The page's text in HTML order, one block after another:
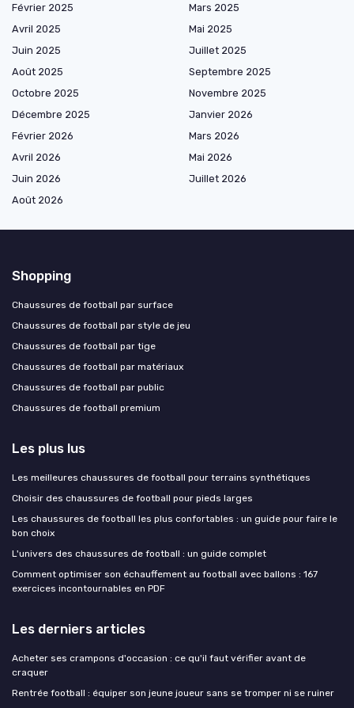
Février 2025
Mars 2025
Avril 2025
Mai 2025
Juin 2025
Juillet 2025
Août 2025
Septembre 2025
Octobre 2025
Novembre 2025
Décembre 2025
Janvier 2026
Février 2026
Mars 2026
Avril 2026
Mai 2026
Juin 2026
Juillet 2026
Août 2026
Shopping
Chaussures de football par surface
Chaussures de football par style de jeu
Chaussures de football par tige
Chaussures de football par matériaux
Chaussures de football par public
Chaussures de football premium
Les plus lus
Les meilleures chaussures de football pour terrains synthétiques
Choisir des chaussures de football pour pieds larges
Les chaussures de football les plus confortables : un guide pour faire le
bon choix
L'univers des chaussures de football : un guide complet
Comment optimiser son échauffement au football avec ballons : 167
exercices incontournables en PDF
Les derniers articles
Acheter ses crampons d'occasion : ce qu'il faut vérifier avant de
craquer
Rentrée football : équiper son jeune joueur sans se tromper ni se ruiner